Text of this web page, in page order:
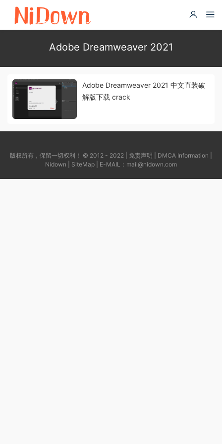
Adobe Dreamweaver 2021
Adobe Dreamweaver 2021 中文直装破
解版下载 crack
版权所有，保留一切权利！ © 2012 - 2022 | 免责声明 DMCA Information
Nidown
SiteMap | E-MAIL： mail@nidown.com